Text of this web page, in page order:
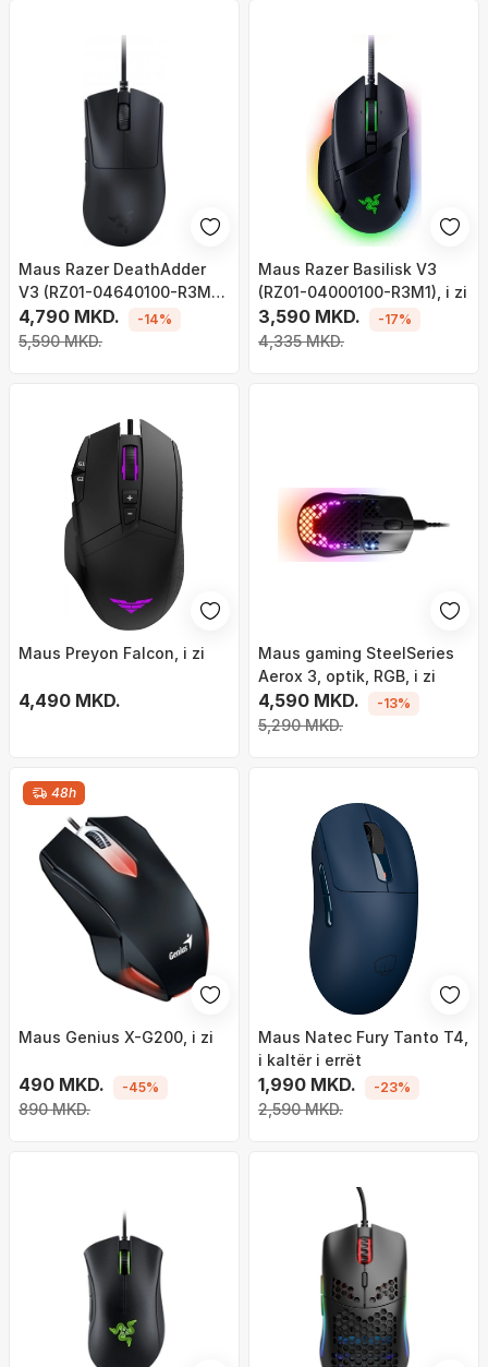
Maus Razer DeathAdder
V3 (RZ01-04640100-R3M1),
i zi
4,790 MKD.
5,590 MKD.
-14%
Maus Razer Basilisk V3
(RZ01-04000100-R3M1), i zi
3,590 MKD.
4,335 MKD.
-17%
Maus Preyon Falcon, i zi
4,490 MKD.
Maus gaming SteelSeries
Aerox 3, optik, RGB, i zi
4,590 MKD.
5,290 MKD.
-13%
48h
Maus Genius X-G200, i zi
490 MKD.
890 MKD.
-45%
Maus Natec Fury Tanto T4,
i kaltër i errët
1,990 MKD.
2,590 MKD.
-23%